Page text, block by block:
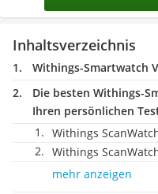
Inhaltsverzeichnis
Withings-Smartwatch
Die besten Withings-
Ihren persönlichen
Withings
Withings
mehr anzeigen